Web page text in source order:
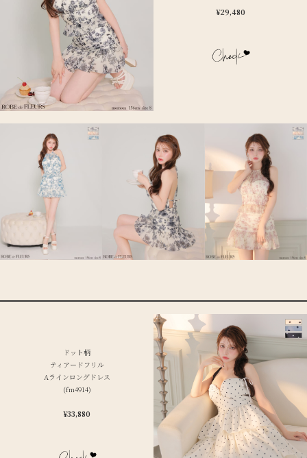
¥29,480
ドット柄
ティアードフリル
Aラインロングドレス
(fm4914)
¥33,880